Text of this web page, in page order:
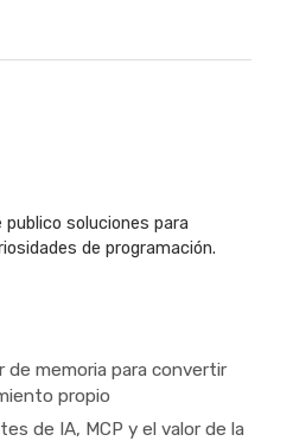
soluciones para
de programación.
memoria para convertir
propio
de IA, MCP y el valor de la